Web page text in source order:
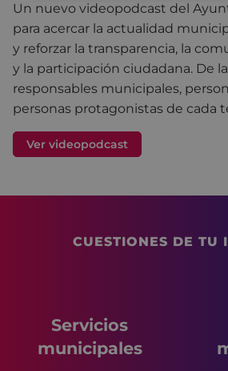
Un nuevo videopodcast del
para acercar la actualidad
y reforzar la transparencia, la
y la participación ciudadana. De
responsables municipales,
personas protagonistas de cada
Ver videopodcast
CUESTIONES DE TU
Servicios
municipales